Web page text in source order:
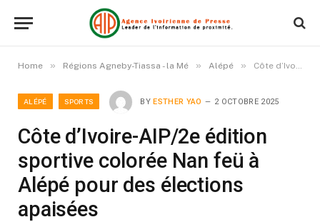
Home » Régions Agneby-Tiassa - la Mé » Alépé » Côte d’Ivoire-AIP/2e édition sportive colorée Nan feü à Alépé pour des élections apaisées
ALÉPÉ SPORTS BY ESTHER YAO 2 OCTOBRE 2025
Côte d’Ivoire-AIP/2e édition
sportive colorée Nan feü à
Alépé pour des élections
apaisées